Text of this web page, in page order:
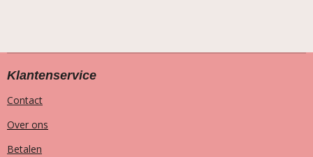
Klantenservice
Contact
Over ons
Betalen